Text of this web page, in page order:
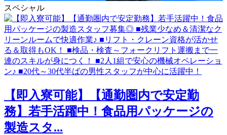
スペシャル
【即入寮可能】【通勤圏内で安定勤
務】若手活躍中！食品用パッケージの
製造スタ...